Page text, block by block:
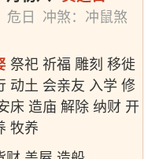
危日
冲煞：冲鼠煞
祭祀 祈福 雕刻 移徙
动土 会亲友 入学 修
床 造庙 解除 纳财 开
牧养